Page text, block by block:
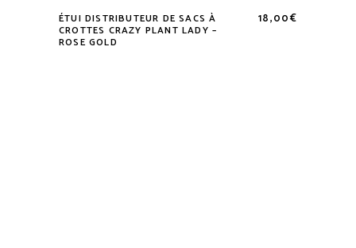
ÉTUI DISTRIBUTEUR DE SACS À
CROTTES CRAZY PLANT LADY –
ROSE GOLD
18,00€